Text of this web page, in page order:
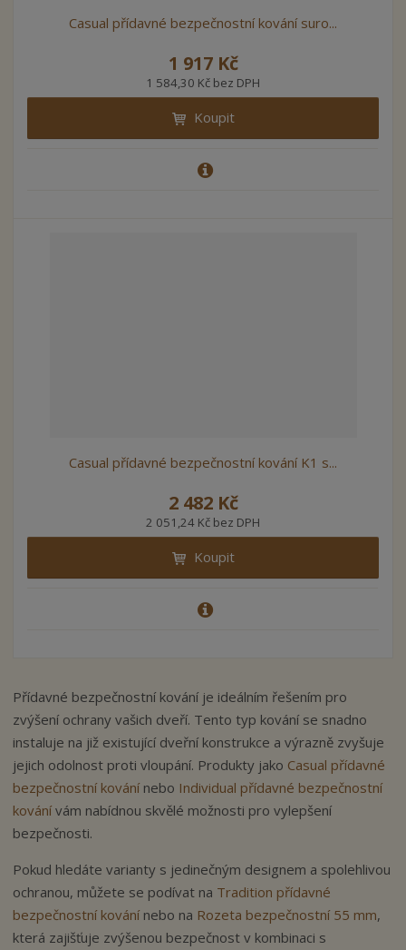
Casual přídavné bezpečnostní kování suro...
1 917 Kč
1 584,30 Kč bez DPH
Koupit
Casual přídavné bezpečnostní kování K1 s...
2 482 Kč
2 051,24 Kč bez DPH
Koupit
Přídavné bezpečnostní kování je ideálním řešením pro
zvýšení ochrany vašich dveří. Tento typ kování se snadno
instaluje na již existující dveřní konstrukce a výrazně zvyšuje
jejich odolnost proti vloupání. Produkty jako Casual přídavné
bezpečnostní kování nebo Individual přídavné bezpečnostní
kovánívám nabídnou skvělé možnosti pro vylepšení
bezpečnosti.
Pokud hledáte varianty s jedinečným designem a spolehlivou
ochranou, můžete se podívat na Tradition přídavné
bezpečnostní kování nebo na Rozeta bezpečnostní 55 mm,
která zajišťuje zvýšenou bezpečnost v kombinaci s